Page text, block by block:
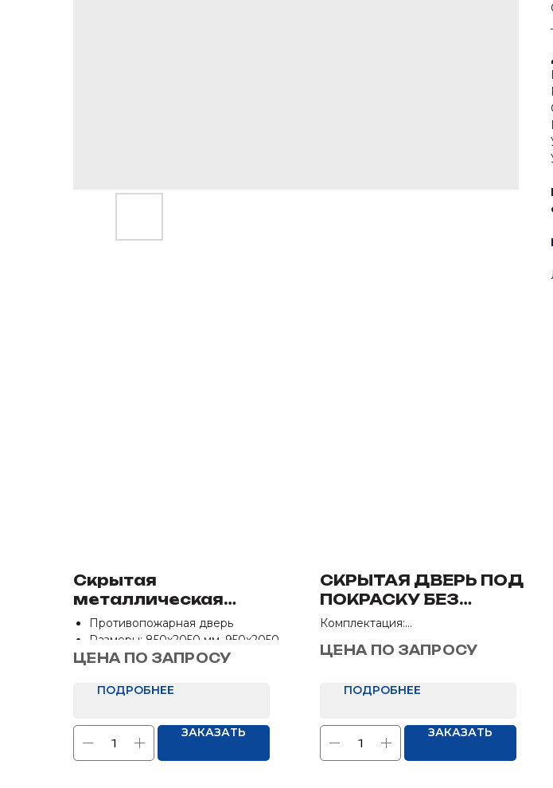
Скрытая
металлическая
однопольная дверь
ЕИ-60
Противопожарная дверь
Размеры: 850х2050 мм, 950х2050
мм
ЦЕНА ПО ЗАПРОСУ
ПОДРОБНЕЕ
ЗАКАЗАТЬ
СКРЫТАЯ ДВЕРЬ ПОД
ПОКРАСКУ БЕЗ
ВРЕЗКИ
Комплектация:
- Коробка с уплотнителем
+30% к стоимости за нестандарт
метра
ЦЕНА ПО ЗАПРОСУ
ПОДРОБНЕЕ
ЗАКАЗАТЬ